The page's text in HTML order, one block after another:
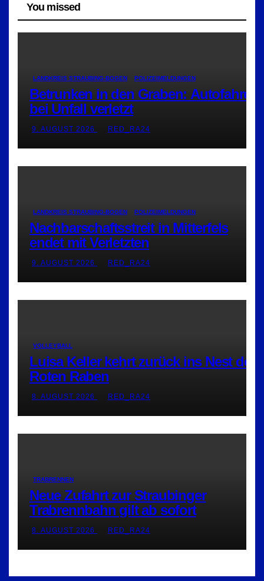
You missed
LANDKREIS STRAUBING-BOGEN POLIZEIMELDUNGEN
Betrunken in den Graben: Autofahrer
bei Unfall verletzt
9. AUGUST 2026 RED_RA24
LANDKREIS STRAUBING-BOGEN POLIZEIMELDUNGEN
Nachbarschaftsstreit in Mitterfels
endet mit Verletzten
9. AUGUST 2026 RED_RA24
VOLLEYBALL
Luisa Keller kehrt zurück ins Nest der
Roten Raben
8. AUGUST 2026 RED_RA24
TRABRENNEN
Neue Zufahrt zur Straubinger
Trabrennbahn gilt ab sofort
8. AUGUST 2026 RED_RA24